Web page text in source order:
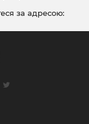
за адресою: